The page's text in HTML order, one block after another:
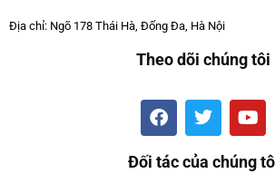
Địa chỉ: Ngõ 178 Thái Hà, Đống Đa, Hà Nội
Theo dõi chúng tôi
Đối tác của chúng